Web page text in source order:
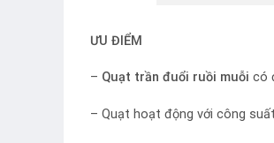
ƯU ĐIỂM
– Quạt trần đuổi ruồi muỗi có
– Quạt hoạt động với công